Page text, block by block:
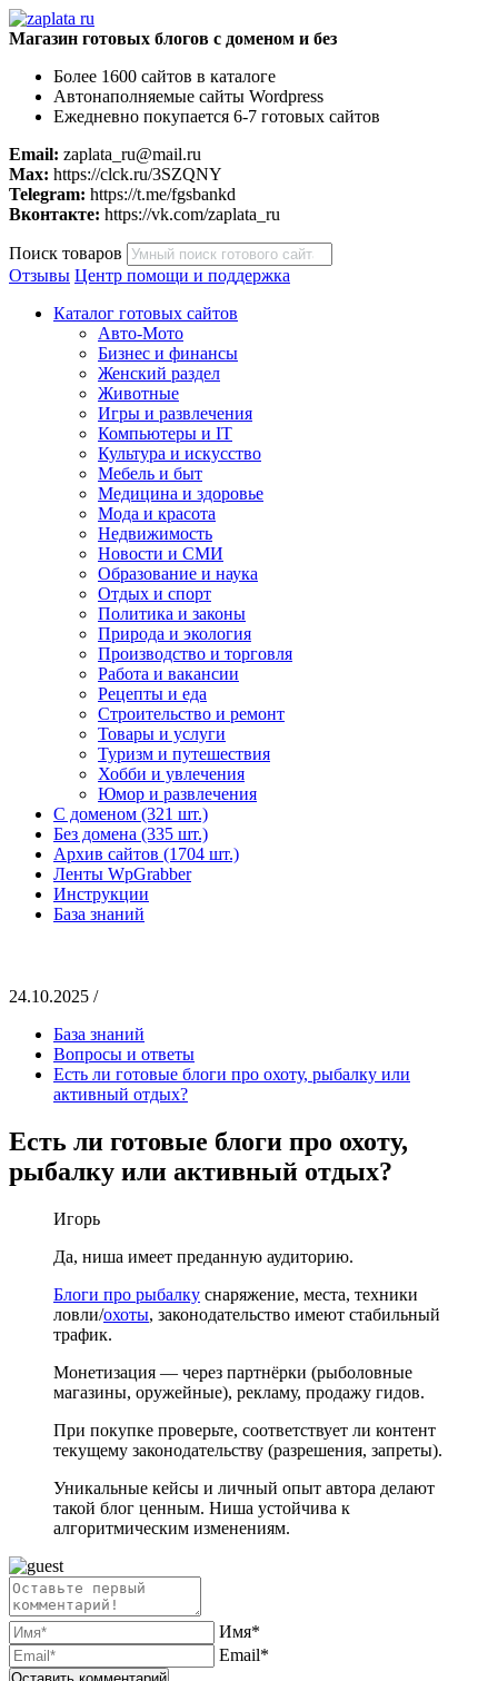
Магазин готовых блогов с доменом и без
Более 1600 сайтов в каталоге
Автонаполняемые сайты Wordpress
Ежедневно покупается 6-7 готовых сайтов
Email: zaplata_ru@mail.ru
Max: https://clck.ru/3SZQNY
Telegram: https://t.me/fgsbankd
Вконтакте: https://vk.com/zaplata_ru
Поиск товаров
Отзывы Центр помощи и поддержка
Каталог готовых сайтов
Авто-Мото
Бизнес и финансы
Женский раздел
Животные
Игры и развлечения
Компьютеры и IT
Культура и искусство
Мебель и быт
Медицина и здоровье
Мода и красота
Недвижимость
Новости и СМИ
Образование и наука
Отдых и спорт
Политика и законы
Природа и экология
Производство и торговля
Работа и вакансии
Рецепты и еда
Строительство и ремонт
Товары и услуги
Туризм и путешествия
Хобби и увлечения
Юмор и развлечения
С доменом (321 шт.)
Без домена (335 шт.)
Архив сайтов (1704 шт.)
Ленты WpGrabber
Инструкции
База знаний
24.10.2025 /
База знаний
Вопросы и ответы
Есть ли готовые блоги про охоту, рыбалку или
активный отдых?
Есть ли готовые блоги про охоту,
рыбалку или активный отдых?
Игорь
Да, ниша имеет преданную аудиторию.
Блоги про рыбалку снаряжение, места, техники
ловли/охоты, законодательство имеют стабильный
трафик.
Монетизация — через партнёрки (рыболовные
магазины, оружейные), рекламу, продажу гидов.
При покупке проверьте, соответствует ли контент
текущему законодательству (разрешения, запреты).
Уникальные кейсы и личный опыт автора делают
такой блог ценным. Ниша устойчива к
алгоритмическим изменениям.
Имя*
Email*